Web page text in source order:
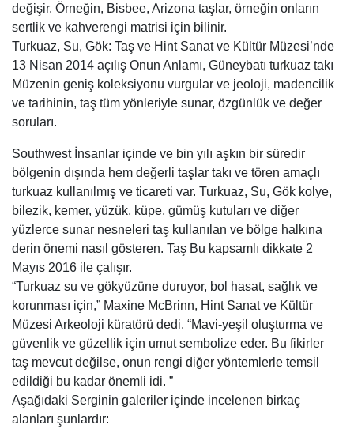
değişir. Örneğin, Bisbee, Arizona taşlar, örneğin onların
sertlik ve kahverengi matrisi için bilinir.
Turkuaz, Su, Gök: Taş ve Hint Sanat ve Kültür Müzesi’nde
13 Nisan 2014 açılış Onun Anlamı, Güneybatı turkuaz takı
Müzenin geniş koleksiyonu vurgular ve jeoloji, madencilik
ve tarihinin, taş tüm yönleriyle sunar, özgünlük ve değer
soruları.
Southwest İnsanlar içinde ve bin yılı aşkın bir süredir
bölgenin dışında hem değerli taşlar takı ve tören amaçlı
turkuaz kullanılmış ve ticareti var. Turkuaz, Su, Gök kolye,
bilezik, kemer, yüzük, küpe, gümüş kutuları ve diğer
yüzlerce sunar nesneleri taş kullanılan ve bölge halkına
derin önemi nasıl gösteren. Taş Bu kapsamlı dikkate 2
Mayıs 2016 ile çalışır.
“Turkuaz su ve gökyüzüne duruyor, bol hasat, sağlık ve
korunması için,” Maxine McBrinn, Hint Sanat ve Kültür
Müzesi Arkeoloji küratörü dedi. “Mavi-yeşil oluşturma ve
güvenlik ve güzellik için umut sembolize eder. Bu fikirler
taş mevcut değilse, onun rengi diğer yöntemlerle temsil
edildiği bu kadar önemli idi. ”
Aşağıdaki Serginin galeriler içinde incelenen birkaç
alanları şunlardır: